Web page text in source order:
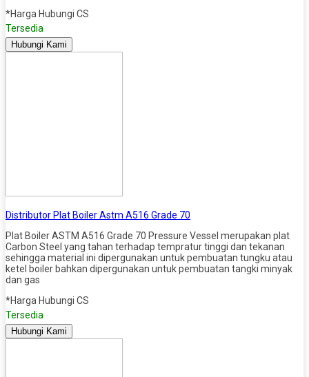
*Harga Hubungi CS
Tersedia
Hubungi Kami
Distributor Plat Boiler Astm A516 Grade 70
Plat Boiler ASTM A516 Grade 70 Pressure Vessel merupakan plat
Carbon Steel yang tahan terhadap tempratur tinggi dan tekanan
sehingga material ini dipergunakan untuk pembuatan tungku atau
ketel boiler bahkan dipergunakan untuk pembuatan tangki minyak
dan gas
*Harga Hubungi CS
Tersedia
Hubungi Kami